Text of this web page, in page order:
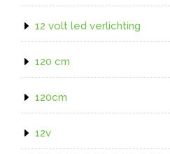
12 volt led verlichting
120 cm
120cm
12v